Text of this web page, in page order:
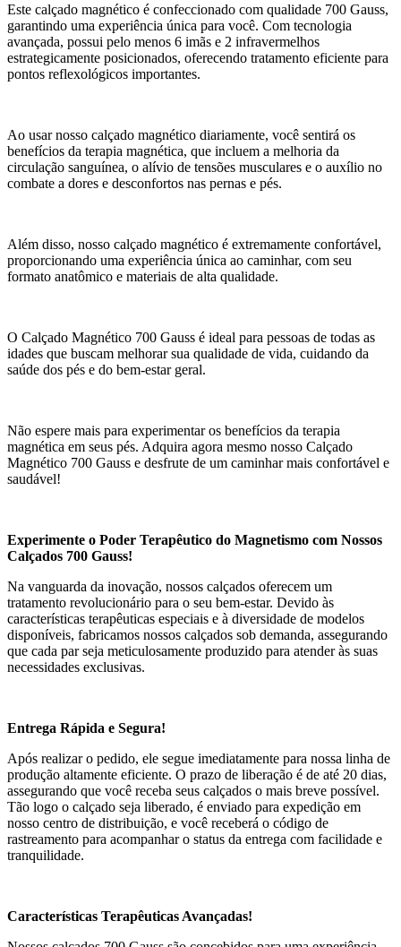
Este calçado magnético é confeccionado com qualidade 700 Gauss,
garantindo uma experiência única para você. Com tecnologia
avançada, possui pelo menos 6 imãs e 2 infravermelhos
estrategicamente posicionados, oferecendo tratamento eficiente para
pontos reflexológicos importantes.
Ao usar nosso calçado magnético diariamente, você sentirá os
benefícios da terapia magnética, que incluem a melhoria da
circulação sanguínea, o alívio de tensões musculares e o auxílio no
combate a dores e desconfortos nas pernas e pés.
Além disso, nosso calçado magnético é extremamente confortável,
proporcionando uma experiência única ao caminhar, com seu
formato anatômico e materiais de alta qualidade.
O Calçado Magnético 700 Gauss é ideal para pessoas de todas as
idades que buscam melhorar sua qualidade de vida, cuidando da
saúde dos pés e do bem-estar geral.
Não espere mais para experimentar os benefícios da terapia
magnética em seus pés. Adquira agora mesmo nosso Calçado
Magnético 700 Gauss e desfrute de um caminhar mais confortável e
saudável!
Experimente o Poder Terapêutico do Magnetismo com Nossos
Calçados 700 Gauss!
Na vanguarda da inovação, nossos calçados oferecem um
tratamento revolucionário para o seu bem-estar. Devido às
características terapêuticas especiais e à diversidade de modelos
disponíveis, fabricamos nossos calçados sob demanda, assegurando
que cada par seja meticulosamente produzido para atender às suas
necessidades exclusivas.
Entrega Rápida e Segura!
Após realizar o pedido, ele segue imediatamente para nossa linha de
produção altamente eficiente. O prazo de liberação é de até 20 dias,
assegurando que você receba seus calçados o mais breve possível.
Tão logo o calçado seja liberado, é enviado para expedição em
nosso centro de distribuição, e você receberá o código de
rastreamento para acompanhar o status da entrega com facilidade e
tranquilidade.
Características Terapêuticas Avançadas!